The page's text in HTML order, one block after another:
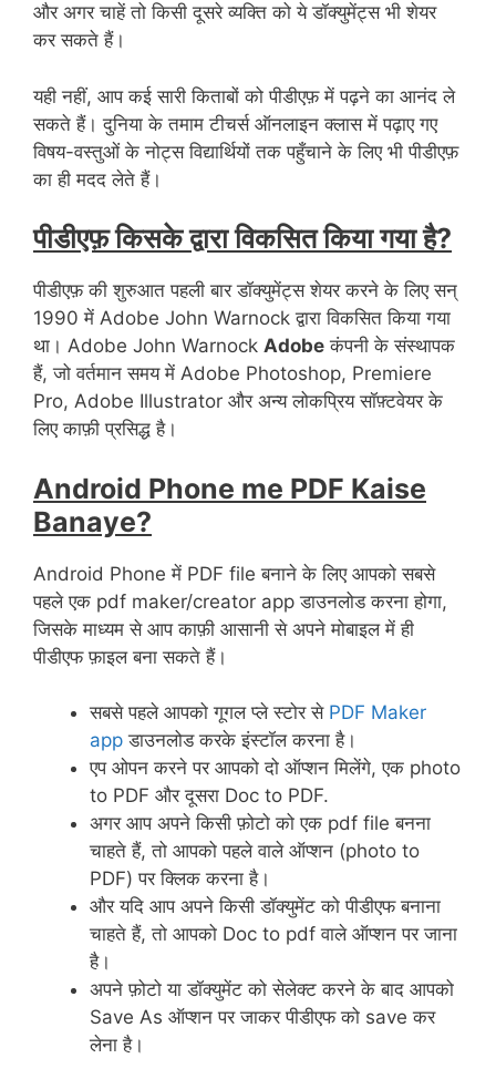
और अगर चाहें तो किसी दूसरे व्यक्ति को ये डॉक्युमेंट्स भी शेयर
कर सकते हैं।
यही नहीं, आप कई सारी किताबों को पीडीएफ़ में पढ़ने का आनंद ले
सकते हैं। दुनिया के तमाम टीचर्स ऑनलाइन क्लास में पढ़ाए गए
विषय-वस्तुओं के नोट्स विद्यार्थियों तक पहुँचाने के लिए भी पीडीएफ़
का ही मदद लेते हैं।
पीडीएफ़ किसके द्वारा विकसित किया गया है?
पीडीएफ़ की शुरुआत पहली बार डॉक्युमेंट्स शेयर करने के लिए सन्
1990 में Adobe John Warnock द्वारा विकसित किया गया
था। Adobe John Warnock Adobe कंपनी के संस्थापक
हैं, जो वर्तमान समय में Adobe Photoshop, Premiere
Pro, Adobe Illustrator और अन्य लोकप्रिय सॉफ़्टवेयर के
लिए काफ़ी प्रसिद्ध है।
Android Phone me PDF Kaise
Banaye?
Android Phone में PDF file बनाने के लिए आपको सबसे
पहले एक pdf maker/creator app डाउनलोड करना होगा,
जिसके माध्यम से आप काफ़ी आसानी से अपने मोबाइल में ही
पीडीएफ फ़ाइल बना सकते हैं।
सबसे पहले आपको गूगल प्ले स्टोर से PDF Maker
app डाउनलोड करके इंस्टॉल करना है।
एप ओपन करने पर आपको दो ऑप्शन मिलेंगे, एक photo
to PDF और दूसरा Doc to PDF.
अगर आप अपने किसी फ़ोटो को एक pdf file बनना
चाहते हैं, तो आपको पहले वाले ऑप्शन (photo to
PDF) पर क्लिक करना है।
और यदि आप अपने किसी डॉक्युमेंट को पीडीएफ बनाना
चाहते हैं, तो आपको Doc to pdf वाले ऑप्शन पर जाना
है।
अपने फ़ोटो या डॉक्युमेंट को सेलेक्ट करने के बाद आपको
Save As ऑप्शन पर जाकर पीडीएफ को save कर
लेना है।